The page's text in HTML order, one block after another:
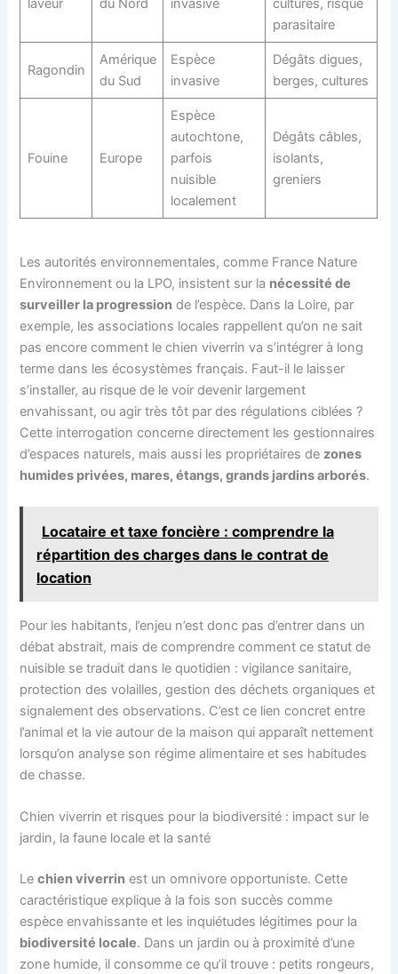
laveur du Nord invasive
cultures, risque
parasitaire
Ragondin
Amérique
du Sud
Espèce
invasive
Dégâts digues,
berges, cultures
Fouine Europe
Espèce
autochtone,
parfois
nuisible
localement
Dégâts câbles,
isolants,
greniers
Les autorités environnementales, comme France Nature
Environnement ou la LPO, insistent sur la nécessité de
surveiller la progression de l’espèce. Dans la Loire, par
exemple, les associations locales rappellent qu’on ne sait
pas encore comment le chien viverrin va s’intégrer à long
terme dans les écosystèmes français. Faut-il le laisser
s’installer, au risque de le voir devenir largement
envahissant, ou agir très tôt par des régulations ciblées ?
Cette interrogation concerne directement les gestionnaires
d’espaces naturels, mais aussi les propriétaires de zones
humides privées, mares, étangs, grands jardins arborés.
Locataire et taxe foncière : comprendre la
répartition des charges dans le contrat de
location
Pour les habitants, l’enjeu n’est donc pas d’entrer dans un
débat abstrait, mais de comprendre comment ce statut de
nuisible se traduit dans le quotidien : vigilance sanitaire,
protection des volailles, gestion des déchets organiques et
signalement des observations. C’est ce lien concret entre
l’animal et la vie autour de la maison qui apparaît nettement
lorsqu’on analyse son régime alimentaire et ses habitudes
de chasse.
Chien viverrin et risques pour la biodiversité : impact sur le
jardin, la faune locale et la santé
Lechien viverrin est un omnivore opportuniste. Cette
caractéristique explique à la fois son succès comme
espèce envahissante et les inquiétudes légitimes pour la
biodiversité locale. Dans un jardin ou à proximité d’une
zone humide, il consomme ce qu’il trouve : petits rongeurs,